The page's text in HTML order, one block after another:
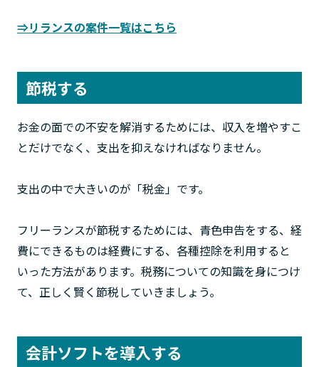
⇒リランスの案件一覧はこちら
節税する
お金の面での不安を解消するためには、収入を増やすこ
とだけでなく、支出を抑えなければなりません。
支出の中で大きいのが「税金」です。
フリーランスが節税するためには、青色申告をする、経
費にできるものは経費にする、各種控除を利用すると
いった方法があります。税務についての知識を身につけ
て、正しく賢く節税していきましょう。
会計ソフトを導入する